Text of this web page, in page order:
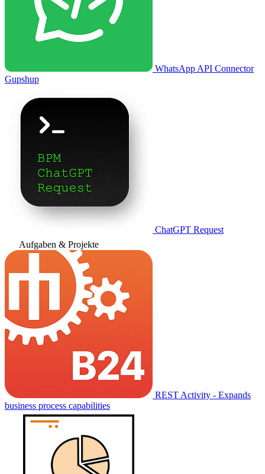
WhatsApp API Connector
Gupshup
ChatGPT Request
Aufgaben & Projekte
REST Activity - Expands
business process capabilities